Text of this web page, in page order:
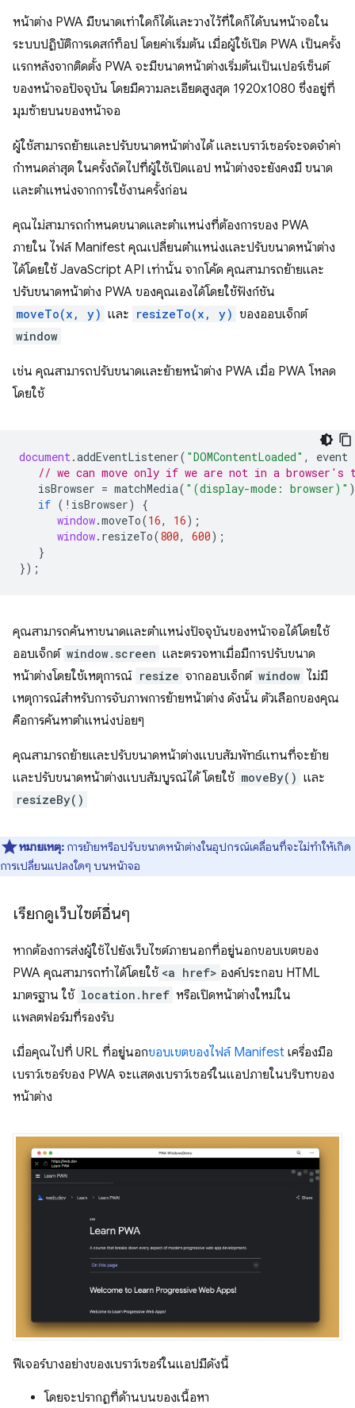
หน้าต่าง PWA มีขนาดเท่าใดก็ได้และวางไว้ที่ใดก็ได้บนหน้าจอใน
ระบบปฏิบัติการเดสก์ท็อป โดยค่าเริ่มต้น เมื่อผู้ใช้เปิด PWA เป็นครั้ง
แรกหลังจากติดตั้ง PWA จะมีขนาดหน้าต่างเริ่มต้นเป็นเปอร์เซ็นต์
ของหน้าจอปัจจุบัน โดยมีความละเอียดสูงสุด 1920x1080 ซึ่งอยู่ที่
มุมซ้ายบนของหน้าจอ
ผู้ใช้สามารถย้ายและปรับขนาดหน้าต่างได้ และเบราว์เซอร์จะจดจำค่า
กำหนดล่าสุด ในครั้งถัดไปที่ผู้ใช้เปิดแอป หน้าต่างจะยังคงมี ขนาด
และตำแหน่งจากการใช้งานครั้งก่อน
คุณไม่สามารถกำหนดขนาดและตำแหน่งที่ต้องการของ PWA
ภายใน ไฟล์ Manifest คุณเปลี่ยนตำแหน่งและปรับขนาดหน้าต่าง
ได้โดยใช้ JavaScript API เท่านั้น จากโค้ด คุณสามารถย้ายและ
ปรับขนาดหน้าต่าง PWA ของคุณเองได้โดยใช้ฟังก์ชัน
moveTo(x, y) และ resizeTo(x, y) ของออบเจ็กต์
window
เช่น คุณสามารถปรับขนาดและย้ายหน้าต่าง PWA เมื่อ PWA โหลด
โดยใช้
document.addEventListener( "DOMContentLoaded" , event
// we can move only if we are not in a browser's
isBrowser = matchMedia( "(display-mode: browser)"
if ( ! isBrowser)
{
window.moveTo(16, 16);
window. resizeTo(800, 600);
}
});
คุณสามารถค้นหาขนาดและตำแหน่งปัจจุบันของหน้าจอได้โดยใช้
ออบเจ็กต์ window.screen และตรวจหาเมื่อมีการปรับขนาด
หน้าต่างโดยใช้เหตุการณ์ resize จากออบเจ็กต์ window ไม่มี
เหตุการณ์สำหรับการจับภาพการย้ายหน้าต่าง ดังนั้น ตัวเลือกของคุณ
คือการค้นหาตำแหน่งบ่อยๆ
คุณสามารถย้ายและปรับขนาดหน้าต่างแบบสัมพัทธ์แทนที่จะย้าย
และปรับขนาดหน้าต่างแบบสัมบูรณ์ได้ โดยใช้ moveBy() และ
resizeBy()
หมายเหตุ: การย้ายหรือปรับขนาดหน้าต่างในอุปกรณ์เคลื่อนที่จะไม่ทำให้เกิด
การเปลี่ยนแปลงใดๆ บนหน้าจอ
เรียกดูเว็บไซต์อื่นๆ
หากต้องการส่งผู้ใช้ไปยังเว็บไซต์ภายนอกที่อยู่นอกขอบเขตของ
PWA คุณสามารถทำได้โดยใช้ <a href> องค์ประกอบ HTML
มาตรฐาน ใช้ location.href หรือเปิดหน้าต่างใหม่ใน
แพลตฟอร์มที่รองรับ
เมื่อคุณไปที่ URL ที่อยู่นอกขอบเขตของไฟล์ Manifest เครื่องมือ
เบราว์เซอร์ของ PWA จะแสดงเบราว์เซอร์ในแอปภายในบริบทของ
หน้าต่าง
ฟีเจอร์บางอย่างของเบราว์เซอร์ในแอปมีดังนี้
โดยจะปรากฏที่ด้านบนของเนื้อหา